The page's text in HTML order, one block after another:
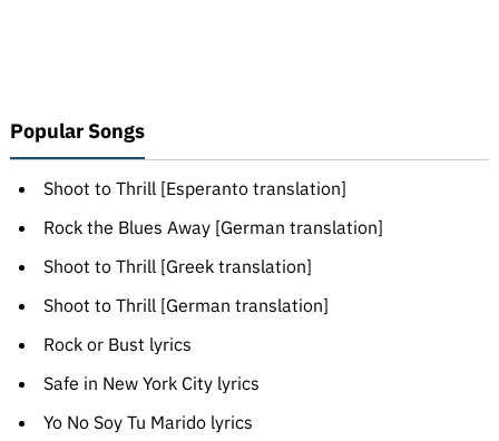
Popular Songs
Shoot to Thrill [Esperanto translation]
Rock the Blues Away [German translation]
Shoot to Thrill [Greek translation]
Shoot to Thrill [German translation]
Rock or Bust lyrics
Safe in New York City lyrics
Yo No Soy Tu Marido lyrics